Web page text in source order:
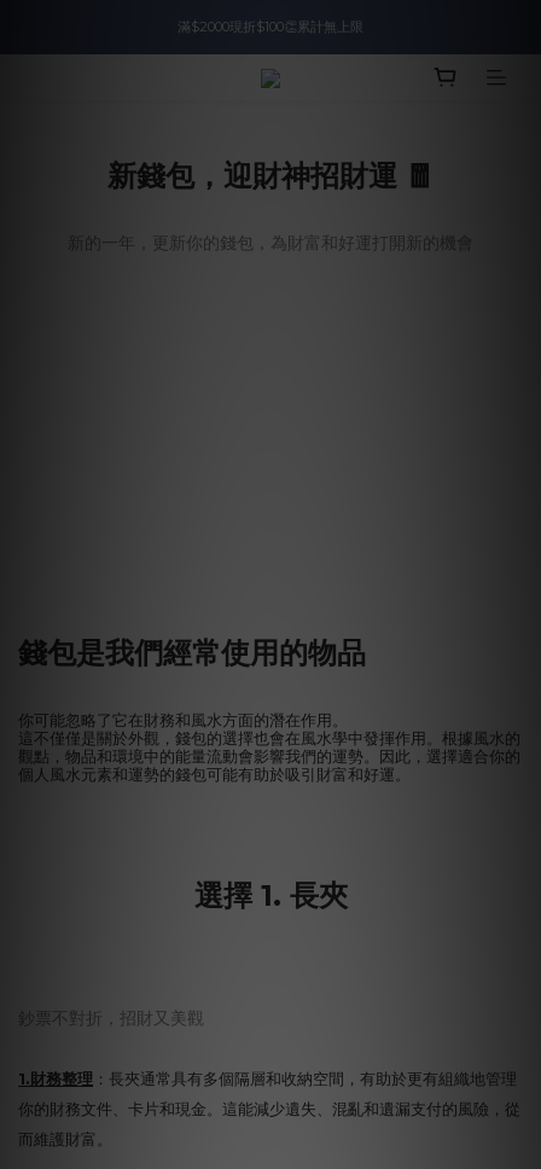
入會即領$888購物金🙌
滿$2000現折$100👏累計無上限
入會即領$888購物金🙌
新錢包，迎財神招財運 🧧
新的一年，更新你的錢包，為財富和好運打開新的機會
錢包是我們經常使用的物品
你可能忽略了它在財務和風水方面的潛在作用。
這不僅僅是關於外觀，錢包的選擇也會在風水學中發揮作用。根據風水的
觀點，物品和環境中的能量流動會影響我們的運勢。因此，選擇適合你的
個人風水元素和運勢的錢包可能有助於吸引財富和好運。
選擇 1. 長夾
鈔票不對折，招財又美觀
1.財務整理 ：長夾通常具有多個隔層和收納空間，有助於更有組織地管理
你的財務文件、卡片和現金。這能減少遺失、混亂和遺漏支付的風險，從
而維護財富。